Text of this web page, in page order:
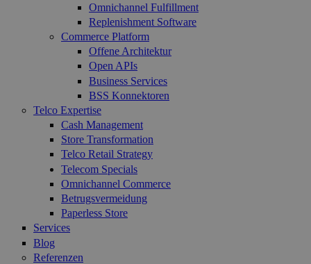
Omnichannel Fulfillment
Replenishment Software
Commerce Platform
Offene Architektur
Open APIs
Business Services
BSS Konnektoren
Telco Expertise
Cash Management
Store Transformation
Telco Retail Strategy
Telecom Specials
Omnichannel Commerce
Betrugsvermeidung
Paperless Store
Services
Blog
Referenzen